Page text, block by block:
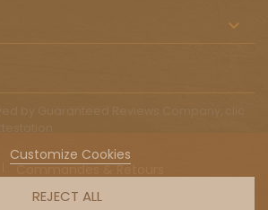
Customize Cookies
REJECT ALL

Commandes & Retours
Livraison à l'international